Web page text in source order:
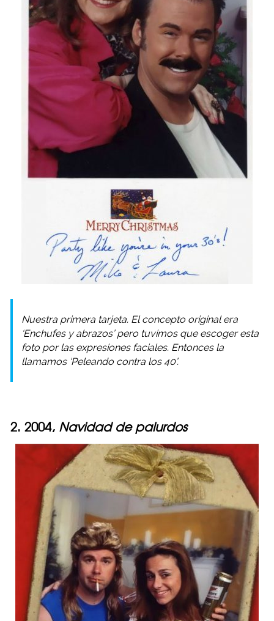
Nuestra primera tarjeta. El concepto original era
‘Enchufes y abrazos’ pero tuvimos que escoger esta
foto por las expresiones faciales. Entonces la
llamamos ‘Peleando contra los 40’.
2. 2004, Navidad de palurdos